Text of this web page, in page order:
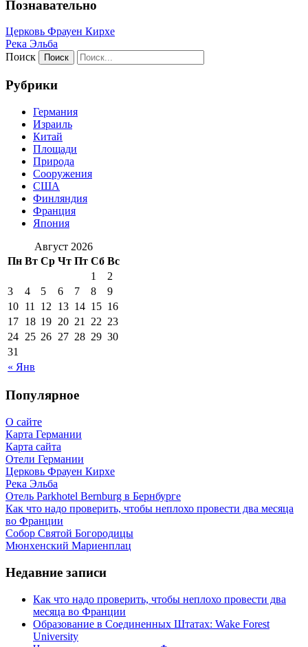
Познавательно
Церковь Фрауен Кирхе
Река Эльба
Поиск
Рубрики
Германия
Израиль
Китай
Площади
Природа
Сооружения
США
Финляндия
Франция
Япония
Август 2026
Пн Вт Ср Чт Пт Сб Вс
« Янв
1
2
3
4 5 6 7 8
9
10 11 12 13 14 15 16
17 18 19 20 21 22 23
24 25 26 27 28 29 30
31
Популярное
О сайте
Карта Германии
Карта сайта
Отели Германии
Церковь Фрауен Кирхе
Река Эльба
Отель Parkhotel Bernburg в Бернбурге
Как что надо проверить, чтобы неплохо провести два месяца
во Франции
Собор Святой Богородицы
Мюнхенский Мариенплац
Недавние записи
Как что надо проверить, чтобы неплохо провести два
месяца во Франции
Образование в Соединенных Штатах: Wake Forest
University